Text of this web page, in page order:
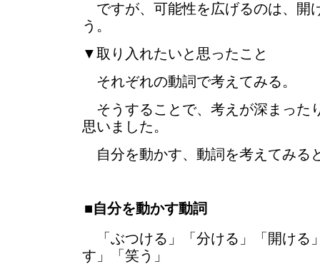
ですが、可能性を広げるのは、開
う。
▼取り入れたいと思ったこと
それぞれの動詞で考えてみる。
そうすることで、考えが深まった
思いました。
自分を動かす、動詞を考えてみる
■自分を動かす動詞
「ぶつける」「分ける」「開ける
す」「笑う」